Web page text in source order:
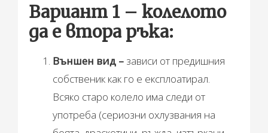
Вариант 1 – колелото
да е втора ръка:
Външен вид – зависи от предишния
собственик как го е експлоатирал.
Всяко старо колело има следи от
употреба (сериозни охлузвания на